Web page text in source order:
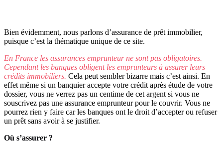
Bien évidemment, nous parlons d’assurance de prêt immobilier,
puisque c’est la thématique unique de ce site.
En France les assurances emprunteur ne sont pas obligatoires.
Cependant les banques obligent les emprunteurs à assurer leurs
crédits immobiliers. Cela peut sembler bizarre mais c’est ainsi. En
effet même si un banquier accepte votre crédit après étude de votre
dossier, vous ne verrez pas un centime de cet argent si vous ne
souscrivez pas une assurance emprunteur pour le couvrir. Vous ne
pourrez rien y faire car les banques ont le droit d’accepter ou refuser
un prêt sans avoir à se justifier.
Où s’assurer ?